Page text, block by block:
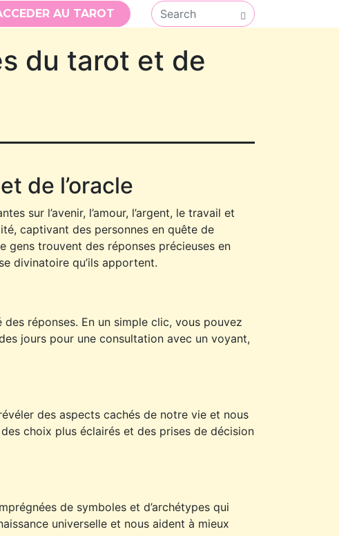
AU TAROT
du tarot et de
de l’oracle
sur l’avenir, l’amour, l’argent, le travail et
captivant des personnes en quête de
trouvent des réponses précieuses en
divinatoire qu’ils apportent.
réponses. En un simple clic, vous pouvez
jours pour une consultation avec un voyant,
des aspects cachés de notre vie et nous
choix plus éclairés et des prises de décision
de symboles et d’archétypes qui
universelle et nous aident à mieux